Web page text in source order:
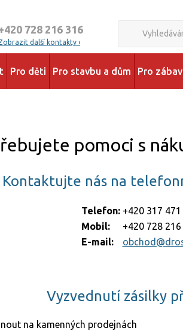
728 216 316
další kontakty ›
Pro děti Pro stavbu a dům Pro
pomoci s
Kontaktujte nás na
Telefon: +420 317
Mobil:
+420 728
E-mail:
Vyzvednutí zásilky
na kamenných prodejnách